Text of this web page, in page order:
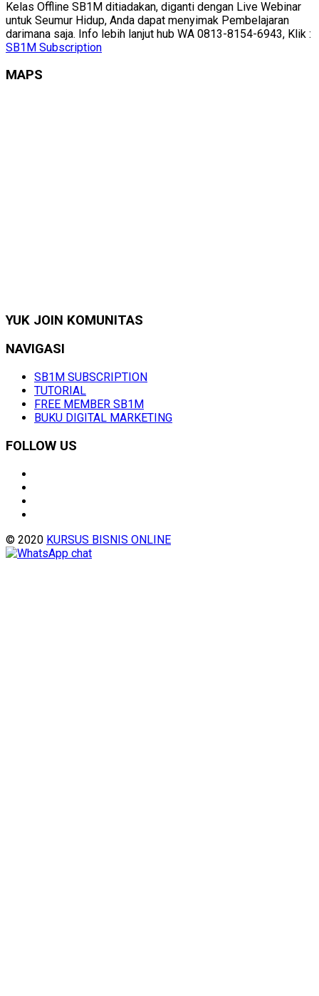
Kelas Offline SB1M ditiadakan, diganti dengan Live Webinar
untuk Seumur Hidup, Anda dapat menyimak Pembelajaran
darimana saja. Info lebih lanjut hub WA 0813-8154-6943, Klik :
SB1M Subscription
MAPS
YUK JOIN KOMUNITAS
NAVIGASI
SB1M SUBSCRIPTION
TUTORIAL
FREE MEMBER SB1M
BUKU DIGITAL MARKETING
FOLLOW US
© 2020 KURSUS BISNIS ONLINE